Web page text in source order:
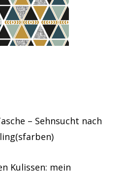
– Sehnsucht nach
Kulissen: mein